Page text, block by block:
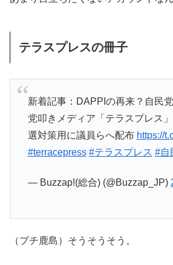
テラスプレスの冊子
新着記事：DAPPIの再来？自民
党叩きメディア「テラスプレス
選対策用に議員らへ配布 https://
#terracepress #テラスプレス #自
— Buzzap!(総合) (@Buzzap_JP)
（プチ鹿島）そうそうそう。